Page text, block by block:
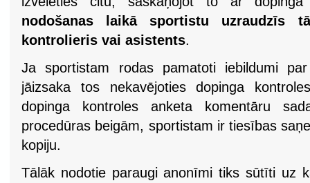
nodošanas laikā sportistu uzraudzīs
kontrolieris vai asistents.
Ja sportistam rodas pamatoti iebildumi
jāizsaka tos nekavējoties dopinga
dopinga kontroles anketa komentāru
procedūras beigām, sportistam ir tiesības
kopiju.
Tālāk nodotie paraugi anonīmi tiks sūtīti uz